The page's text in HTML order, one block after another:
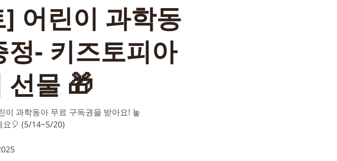
어린이 과학동
- 키즈토피아
선물 🎁
과학동아 무료 구독권을 받아요! 놓
요🎈 (5/14~5/20)